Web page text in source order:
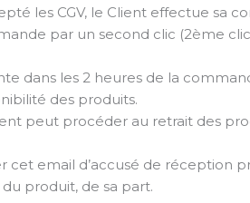
les CGV, le Client effectue sa
par un second clic (2ème
dans les 2 heures de la
des produits.
peut procéder au retrait des
cet email d’accusé de
produit, de sa part.